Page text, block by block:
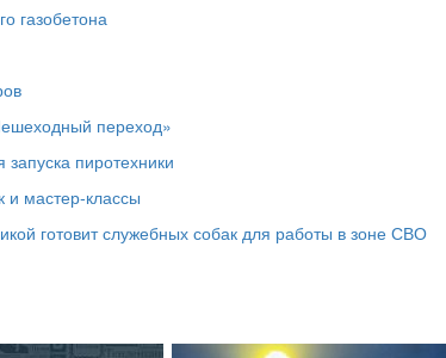
газобетона
переход»
пиротехники
и мастер‑классы
готовит служебных собак для работы в зоне СВО